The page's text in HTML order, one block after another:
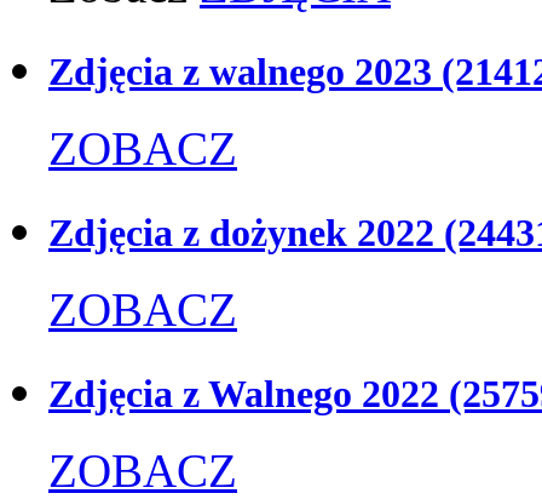
Zdjęcia z walnego 2023
ZOBACZ
Zdjęcia z dożynek 2022
ZOBACZ
Zdjęcia z Walnego 2022
ZOBACZ